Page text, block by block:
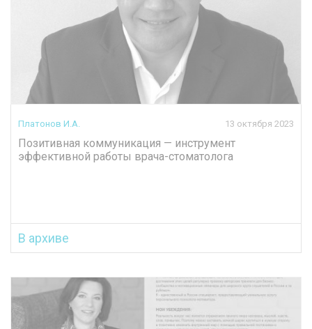
Платонов И.А. 13 октября 2023
Позитивная коммуникация — инструмент
эффективной работы врача-стоматолога
В архиве